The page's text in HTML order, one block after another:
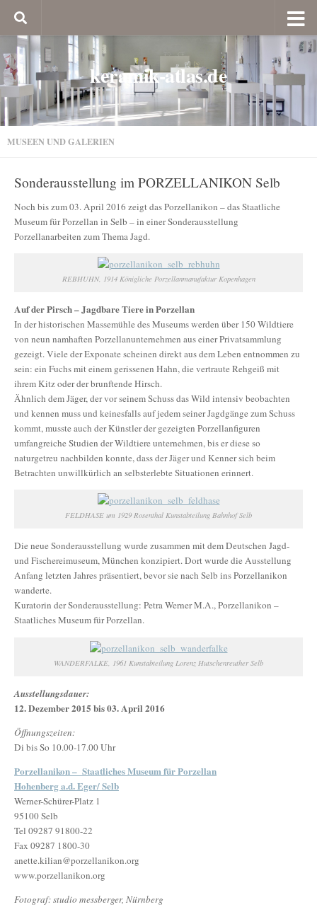
keramik-atlas.de
MUSEEN UND GALERIEN
Sonderausstellung im PORZELLANIKON Selb
Noch bis zum 03. April 2016 zeigt das Porzellanikon – das Staatliche
Museum für Porzellan in Selb – in einer Sonderausstellung
Porzellanarbeiten zum Thema Jagd.
REBHUHN, 1914 Königliche Porzellanmanufaktur Kopenhagen
Auf der Pirsch – Jagdbare Tiere in Porzellan
In der historischen Massemühle des Museums werden über 150 Wildtiere
von neun namhaften Porzellanunternehmen aus einer Privatsammlung
gezeigt. Viele der Exponate scheinen direkt aus dem Leben entnommen zu
sein: ein Fuchs mit einem gerissenen Hahn, die vertraute Rehgeiß mit
ihrem Kitz oder der brunftende Hirsch.
Ähnlich dem Jäger, der vor seinem Schuss das Wild intensiv beobachten
und kennen muss und keinesfalls auf jedem seiner Jagdgänge zum Schuss
kommt, musste auch der Künstler der gezeigten Porzellanfiguren
umfangreiche Studien der Wildtiere unternehmen, bis er diese so
naturgetreu nachbilden konnte, dass der Jäger und Kenner sich beim
Betrachten unwillkürlich an selbsterlebte Situationen erinnert.
FELDHASE um 1929 Rosenthal Kunstabteilung Bahnhof Selb
Die neue Sonderausstellung wurde zusammen mit dem Deutschen Jagd-
und Fischereimuseum, München konzipiert. Dort wurde die Ausstellung
Anfang letzten Jahres präsentiert, bevor sie nach Selb ins Porzellanikon
wanderte.
Kuratorin der Sonderausstellung: Petra Werner M.A., Porzellanikon –
Staatliches Museum für Porzellan.
WANDERFALKE, 1961 Kunstabteilung Lorenz Hutschenreuther Selb
Ausstellungsdauer:
12. Dezember 2015 bis 03. April 2016
Öffnungszeiten:
Di bis So 10.00-17.00 Uhr
Porzellanikon – Staatliches Museum für Porzellan
Hohenberg a.d. Eger/ Selb
Werner-Schürer-Platz 1
95100 Selb
Tel 09287 91800-22
Fax 09287 1800-30
anette.kilian@porzellanikon.org
www.porzellanikon.org
Fotograf: studio messberger, Nürnberg